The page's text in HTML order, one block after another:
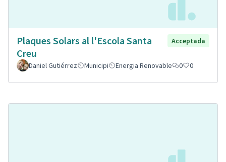
Plaques Solars al l'Escola Santa
Creu
Acceptada
Daniel Gutiérrez Municipi Energia Renovable 0 0